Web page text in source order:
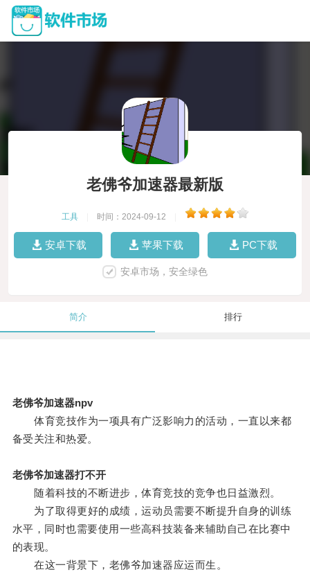
老佛爷加速器最新版
工具 时间：2024-09-12
安卓下载 苹果下载 PC下载
安卓市场，安全绿色
简介 排行
老佛爷加速器npv
体育竞技作为一项具有广泛影响力的活动，一直以来都
备受关注和热爱。
老佛爷加速器打不开
随着科技的不断进步，体育竞技的竞争也日益激烈。
为了取得更好的成绩，运动员需要不断提升自身的训练
水平，同时也需要使用一些高科技装备来辅助自己在比赛中
的表现。
在这一背景下，老佛爷加速器应运而生。